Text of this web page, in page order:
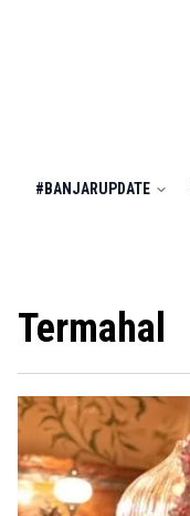
#BANJARUPDATE
Termahal